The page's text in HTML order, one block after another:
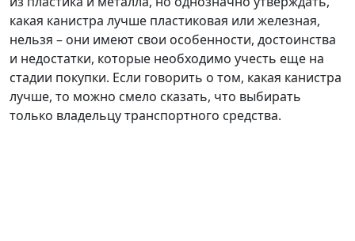
какая канистра лучше пластиковая или железная,
нельзя – они имеют свои особенности, достоинства
и недостатки, которые необходимо учесть еще на
стадии покупки. Если говорить о том, какая канистра
лучше, то можно смело сказать, что выбирать
только владельцу транспортного средства.